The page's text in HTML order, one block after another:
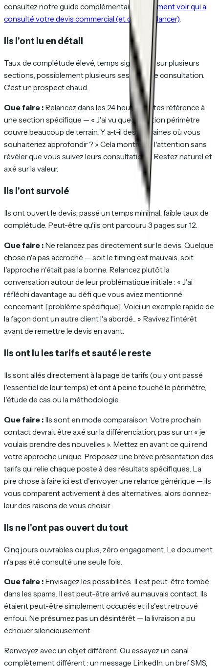
consultez notre guide complémentaire :
Comment voir qui a
consulté votre devis commercial (et quand relancer).
Ils l'ont lu en détail
Taux de complétude élevé, temps significatif sur plusieurs
sections, possiblement plusieurs sessions de consultation.
C'est un prospect chaud.
Que faire : Relancez dans les 24 heures. Faites référence à
une section spécifique — « J'ai vu que la section périmètre
couvre beaucoup de terrain. Y a-t-il des domaines où vous
souhaiteriez approfondir ? » Cela montre de l'attention sans
révéler que vous suivez leurs consultations. Restez naturel et
axé sur la valeur.
Ils l'ont survolé
Ils ont ouvert le devis, passé un temps minimal, faible taux de
complétude. Peut-être qu'ils ont parcouru 3 pages sur 12.
Que faire : Ne relancez pas directement sur le devis. Quelque
chose n'a pas accroché — soit le timing est mauvais, soit
l'approche n'était pas la bonne. Relancez plutôt la
conversation autour de leur problématique initiale : « J'ai
réfléchi davantage au défi que vous aviez mentionné
concernant [problème spécifique]. Voici un exemple rapide de
la façon dont un autre client l'a abordé... » Ravivez l'intérêt
avant de remettre le devis en avant.
Ils ont lu les tarifs et sauté le reste
Ils sont allés directement à la page de tarifs (ou y ont passé
l'essentiel de leur temps) et ont à peine touché le périmètre,
l'étude de cas ou la méthodologie.
Que faire : Ils sont en mode comparaison. Votre prochain
contact devrait être axé sur la différenciation, pas sur un « je
voulais prendre des nouvelles ». Mettez en avant ce qui rend
votre approche unique. Proposez une brève présentation des
tarifs qui relie chaque poste à des résultats spécifiques. La
pire chose à faire ici est d'envoyer une relance générique — ils
vous comparent activement à des alternatives, alors donnez-
leur des raisons de vous choisir.
Ils ne l'ont pas ouvert du tout
Cinq jours ouvrables ou plus, zéro engagement. Le document
n'a pas été consulté une seule fois.
Que faire : Envisagez les possibilités. Il est peut-être tombé
dans les spams. Il est peut-être arrivé au mauvais contact. Ils
étaient peut-être simplement occupés et il s'est retrouvé
enfoui. Ne présumez pas un désintérêt — la livraison a pu
échouer silencieusement.
Renvoyez avec un objet différent. Ou essayez un canal
complètement différent : un message LinkedIn, un bref SMS,